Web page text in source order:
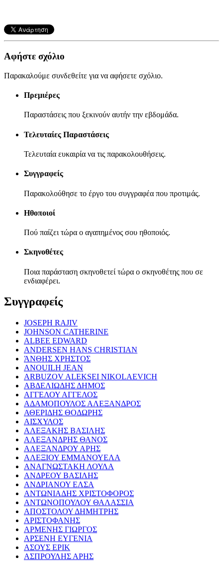
Αφήστε σχόλιο
Παρακαλούμε συνδεθείτε για να αφήσετε σχόλιο.
Πρεμιέρες
Παραστάσεις που ξεκινούν αυτήν την εβδομάδα.
Τελευταίες Παραστάσεις
Τελευταία ευκαιρία να τις παρακολουθήσεις.
Συγγραφείς
Παρακολούθησε το έργο του συγγραφέα που προτιμάς.
Ηθοποιοί
Πού παίζει τώρα ο αγαπημένος σου ηθοποιός.
Σκηνοθέτες
Ποια παράσταση σκηνοθετεί τώρα ο σκηνοθέτης που σε
ενδιαφέρει.
Συγγραφείς
JOSEPH RAJIV
JOHNSON CATHERINE
ALBEE EDWARD
ANDERSEN HANS CHRISTIAN
ΆΝΘΗΣ ΧΡΗΣΤΟΣ
ANOUILH JEAN
ARBUZOV ALEKSEI NIKOLAEVICH
ΑΒΔΕΛΙΩΔΗΣ ΔΗΜΟΣ
ΑΓΓΕΛΟΥ ΑΓΓΕΛΟΣ
ΑΔΑΜΟΠΟΥΛΟΣ ΑΛΕΞΑΝΔΡΟΣ
ΑΘΕΡΙΔΗΣ ΘΟΔΩΡΗΣ
ΑΙΣΧΥΛΟΣ
ΑΛΕΞΑΚΗΣ ΒΑΣΙΛΗΣ
ΑΛΕΞΑΝΔΡΗΣ ΘΑΝΟΣ
ΑΛΕΞΑΝΔΡΟΥ ΑΡΗΣ
ΑΛΕΞΙΟΥ ΕΜΜΑΝΟΥΕΛΑ
ΑΝΑΓΝΩΣΤΑΚΗ ΛΟΥΛΑ
ΑΝΔΡΕΟΥ ΒΑΣΙΛΗΣ
ΑΝΔΡΙΑΝΟΥ ΕΛΣΑ
ΑΝΤΩΝΙΑΔΗΣ ΧΡΙΣΤΟΦΟΡΟΣ
ΑΝΤΩΝΟΠΟΥΛΟΥ ΘΑΛΑΣΣΙΑ
ΑΠΟΣΤΟΛΟΥ ΔΗΜΗΤΡΗΣ
ΑΡΙΣΤΟΦΑΝΗΣ
ΑΡΜΕΝΗΣ ΓΙΩΡΓΟΣ
ΑΡΣΕΝΗ ΕΥΓΕΝΙΑ
ΑΣΟΥΣ ΕΡΙΚ
ΑΣΠΡΟΥΛΗΣ ΑΡΗΣ